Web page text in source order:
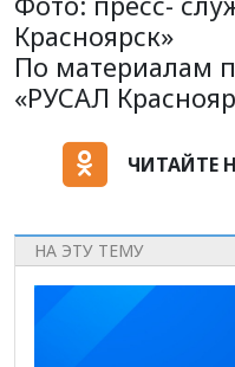
Красноярск»
По материалам
«РУСАЛ
ЧИТАЙТЕ
НА ЭТУ ТЕМУ